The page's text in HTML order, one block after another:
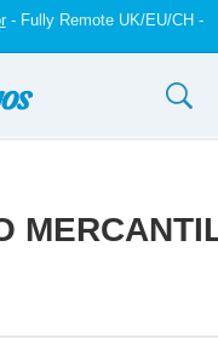
- Fully Remote UK/EU/CH -